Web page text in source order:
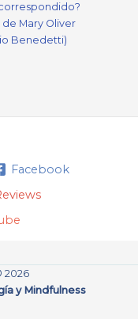
Mary Oliver
Benedetti)
Facebook
2026
y Mindfulness